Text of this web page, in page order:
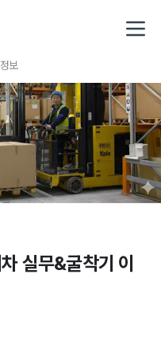
보
실무&굴착기 이